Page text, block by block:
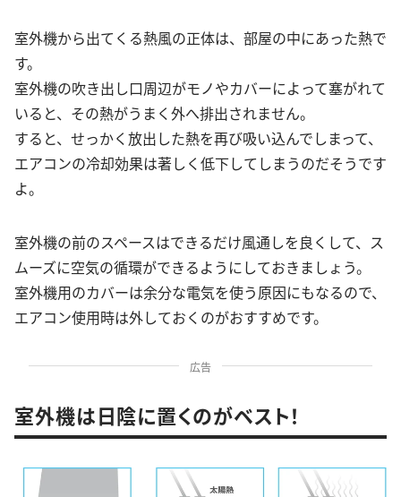
室外機から出てくる熱風の正体は、部屋の中にあった熱で
す。
室外機の吹き出し口周辺がモノやカバーによって塞がれて
いると、その熱がうまく外へ排出されません。
すると、せっかく放出した熱を再び吸い込んでしまって、
エアコンの冷却効果は著しく低下してしまうのだそうです
よ。
室外機の前のスペースはできるだけ風通しを良くして、ス
ムーズに空気の循環ができるようにしておきましょう。
室外機用のカバーは余分な電気を使う原因にもなるので、
エアコン使用時は外しておくのがおすすめです。
広告
室外機は日陰に置くのがベスト！